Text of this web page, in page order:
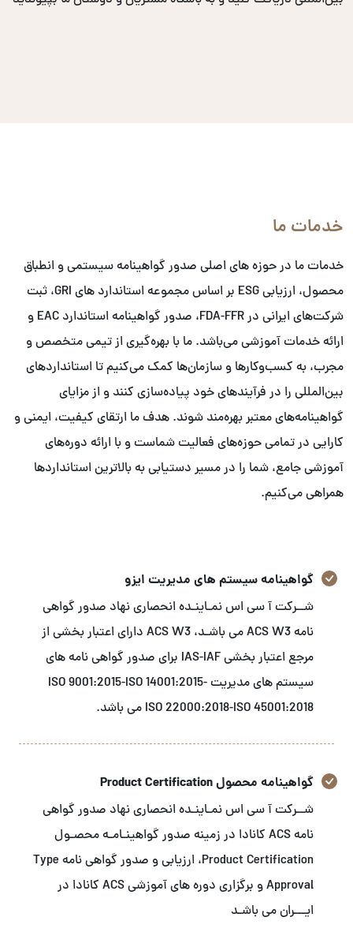
خدمات ما
خدمات ما در حوزه های اصلی صدور گواهینامه سیستمی و انطباق
محصول، ارزیابی ESG بر اساس مجموعه استاندارد های GRI، ثبت
شرکت‌های ایرانی در FDA-FFR، صدور گواهینامه استاندارد EAC و
ارائه خدمات آموزشی می‌باشد. ما با بهره‌گیری از تیمی متخصص و
مجرب، به کسب‌وکارها و سازمان‌ها کمک می‌کنیم تا استانداردهای
بین‌المللی را در فرآیندهای خود پیاده‌سازی کنند و از مزایای
گواهینامه‌های معتبر بهره‌مند شوند. هدف ما ارتقای کیفیت، ایمنی و
کارایی در تمامی حوزه‌های فعالیت شماست و با ارائه دوره‌های
آموزشی جامع، شما را در مسیر دستیابی به بالاترین استانداردها
همراهی می‌کنیم.
گواهینامه سیستم های مدیریت ایزو
شــرکت آ سی اس نمـاینـده انحصاری نهاد صدور گواهی
نامه ACS W3 می باشـد، ACS W3 دارای اعتبار بخشی از
مرجع اعتبار بخشی IAS-IAF برای صدور گواهی نامه های
سیستم های مدیریت ISO 9001:2015-ISO 14001:2015-
ISO 22000:2018-ISO 45001:2018 می باشد.
گواهینامه محصول Product Certification
شــرکت آ سی اس نمـاینـده انحصاری نهاد صدور گواهی
نامه ACS کانادا در زمینه صدور گواهینـامـه محصـول
Product Certification، ارزیابی و صدور گواهی نامه Type
Approval و برگزاری دوره های آموزشی ACS کانادا در
ایـــران می باشـد